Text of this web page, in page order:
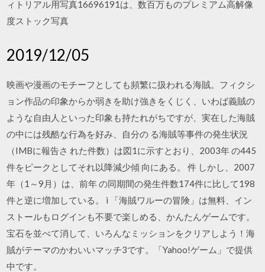
ィトリアル用写真16696191は、数百万ものプレミアム高解像
度ストック写真
2019/12/05
映画や漫画のモチーフとしても頻繁に扱われる海賊。フィクシ
ョン作品の印象からか弱きを助け強きをくじく、いわば義賊の
ような自由人といった印象も持たれがちですが、実在した海賊
の中には残酷な行為を好み、自分の る海賊等事件の発生状況
（IMBに報告さ れた件数）は図1に示すとおり、2003年 の445
件をピークとしてそれ以降減少傾 向にある。 件 しかし、2007
年（1～9月）は、前年 の同期間の発生件数174件に比して198
件と逆に増加している。 i 「海賊ワルーの冒険」は無料、イン
ストールもログインも不要で楽しめる、かんたんゲームです。
宝石を並べて消して、いろんなミッションをクリアしよう！海
賊がテーマのかわいいマッチ3です。「Yahoo!ゲーム」で提供
中です。